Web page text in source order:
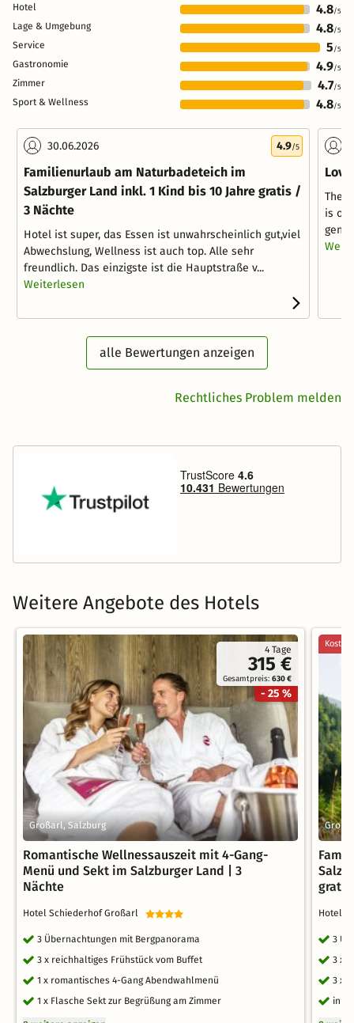
Hotel 4.8/5
Lage & Umgebung 4.8/5
Service 5 /5
Gastronomie 4.9/5
Zimmer 4.7/5
Sport & Wellness 4.8/5
30.06.2026 4.9/5
Familienurlaub am Naturbadeteich im
Salzburger Land inkl. 1 Kind bis 10 Jahre gratis /
3 Nächte
Hotel ist super, das Essen ist unwahrscheinlich gut,viel
Abwechslung, Wellness ist auch top. Alle sehr
freundlich. Das einzigste ist die Hauptstraße v...
Weiterlesen
The
is
alle Bewertungen anzeigen
Rechtliches Problem melden
Weitere Angebote des Hotels
4 Tage
315 €
Gesamtpreis:630 €
- 25 %
Großarl, Salzburg
Romantische Wellnessauszeit mit 4-Gang-
Menü und Sekt im Salzburger Land | 3
Nächte
Hotel Schiederhof Großarl
3 Übernachtungen mit Bergpanorama
3 x reichhaltiges Frühstück vom Buffet
1 x romantisches 4-Gang Abendwahlmenü
1 x Flasche Sekt zur Begrüßung am Zimmer
Hotel
3
3 x
3 x
inkl.